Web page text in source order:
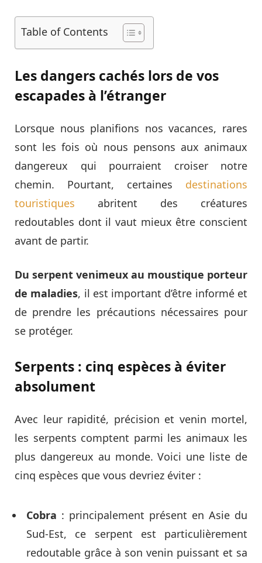
Table of Contents
Les dangers cachés lors de vos
escapades à l’étranger
Lorsque nous planifions nos vacances, rares
sont les fois où nous pensons aux animaux
dangereux qui pourraient croiser notre
chemin. Pourtant, certaines destinations
touristiques abritent des créatures
redoutables dont il vaut mieux être conscient
avant de partir.
Du serpent venimeux au moustique porteur
de maladies, il est important d’être informé et
de prendre les précautions nécessaires pour
se protéger.
Serpents : cinq espèces à éviter
absolument
Avec leur rapidité, précision et venin mortel,
les serpents comptent parmi les animaux les
plus dangereux au monde. Voici une liste de
cinq espèces que vous devriez éviter :
Cobra : principalement présent en Asie du
Sud-Est, ce serpent est particulièrement
redoutable grâce à son venin puissant et sa